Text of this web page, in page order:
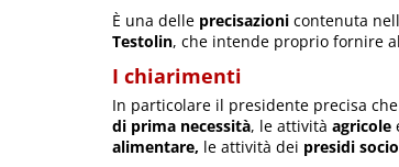
È una delle precisazioni contenuta
Testolin, che intende proprio fornire
I chiarimenti
In particolare il presidente precisa
di prima necessità, le attività agricole
alimentare, le attività dei presidi